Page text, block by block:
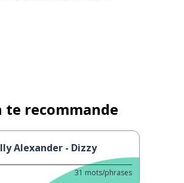
te recommande
Alexander - Dizzy
31 mots/phrases